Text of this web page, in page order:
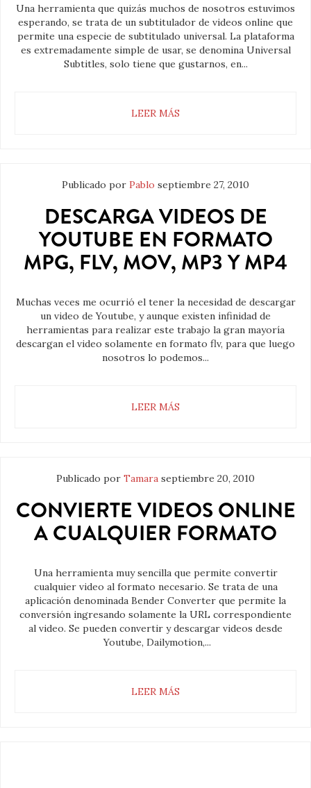
Una herramienta que quizás muchos de nosotros estuvimos
esperando, se trata de un subtitulador de videos online que
permite una especie de subtitulado universal. La plataforma
es extremadamente simple de usar, se denomina Universal
Subtitles, solo tiene que gustarnos, en...
LEER MÁS
Publicado por Pablo septiembre 27, 2010
DESCARGA VIDEOS DE
YOUTUBE EN FORMATO
MPG, FLV, MOV, MP3 Y MP4
Muchas veces me ocurrió el tener la necesidad de descargar
un video de Youtube, y aunque existen infinidad de
herramientas para realizar este trabajo la gran mayoría
descargan el video solamente en formato flv, para que luego
nosotros lo podemos...
LEER MÁS
Publicado por Tamara septiembre 20, 2010
CONVIERTE VIDEOS ONLINE
A CUALQUIER FORMATO
Una herramienta muy sencilla que permite convertir
cualquier video al formato necesario. Se trata de una
aplicación denominada Bender Converter que permite la
conversión ingresando solamente la URL correspondiente
al video. Se pueden convertir y descargar videos desde
Youtube, Dailymotion,...
LEER MÁS